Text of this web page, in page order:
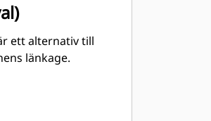
ett alternativ till
länkage.